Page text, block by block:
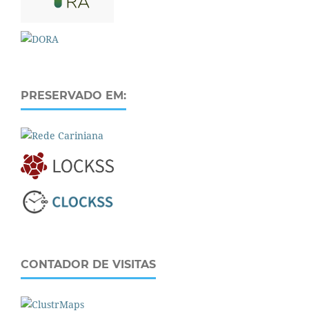
PRESERVADO EM:
CONTADOR DE VISITAS